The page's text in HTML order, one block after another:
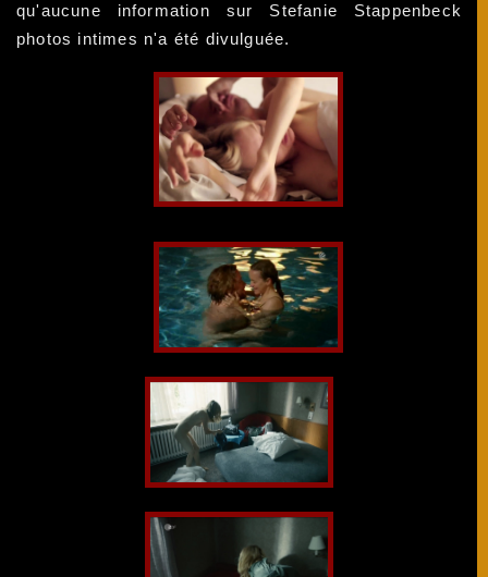
qu'aucune information sur Stefanie Stappenbeck
photos intimes n'a été divulguée.